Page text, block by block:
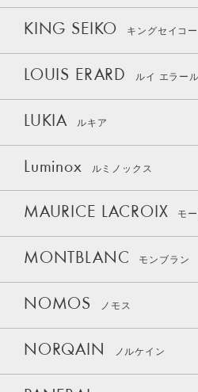
KING SEIKO キングセイコー
LOUIS ERARD ルイ エラール
LUKIA ルキア
Luminox ルミノックス
MAURICE LACROIX モ
MONTBLANC モンブラン
NOMOS ノモス
NORQAIN ノルケイン